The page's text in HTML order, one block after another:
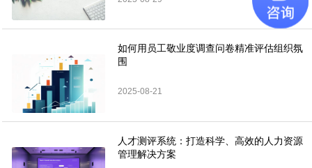
如何用员工敬业度调查问卷精准评估组织氛
围
2025-08-21
人才测评系统：打造科学、高效的人力资源
管理解决方案